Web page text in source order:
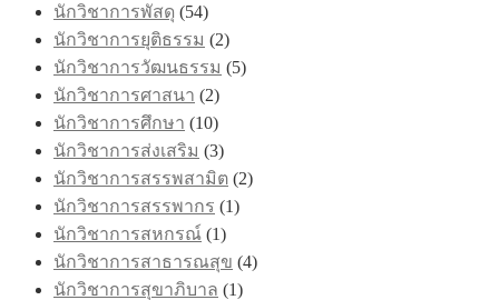
นักวิชาการพัสดุ (54)
นักวิชาการยุติธรรม (2)
นักวิชาการวัฒนธรรม (5)
นักวิชาการศาสนา (2)
นักวิชาการศึกษา (10)
นักวิชาการส่งเสริม (3)
นักวิชาการสรรพสามิต (2)
นักวิชาการสรรพากร (1)
นักวิชาการสหกรณ์ (1)
นักวิชาการสาธารณสุข (4)
นักวิชาการสุขาภิบาล (1)